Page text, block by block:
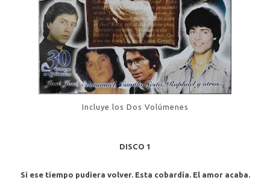
Incluye los Dos Volúmenes
DISCO 1
Si ese tiempo pudiera volver. Esta cobardía. El amor acaba.